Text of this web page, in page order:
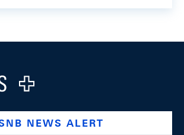
company/swiss-national-
www.youtube.com/@swissnationalbank
NEWS ALERT